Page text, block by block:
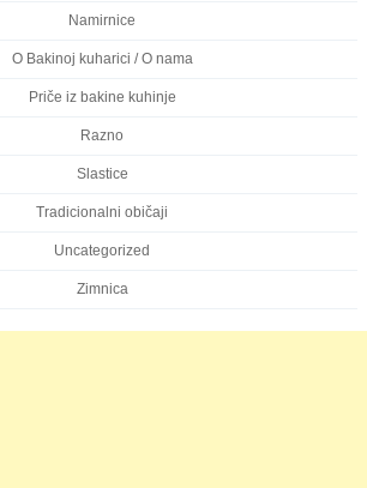
Namirnice
O Bakinoj kuharici / O nama
Priče iz bakine kuhinje
Razno
Slastice
Tradicionalni običaji
Uncategorized
Zimnica